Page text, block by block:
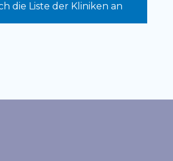
die Liste der Kliniken an